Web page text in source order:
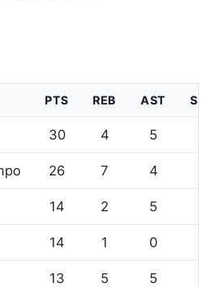
PTS REB AST
30 4 5
26 7 4
14 2 5
14 1 0
13 5 5